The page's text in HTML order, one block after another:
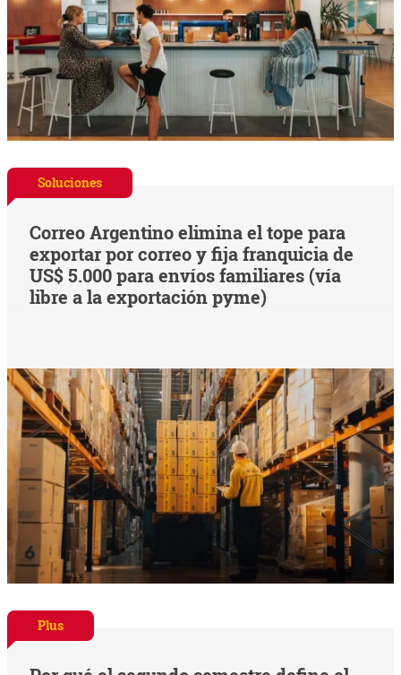
Soluciones
Correo Argentino elimina el tope para
exportar por correo y fija franquicia de
US$ 5.000 para envíos familiares (vía
libre a la exportación pyme)
Plus